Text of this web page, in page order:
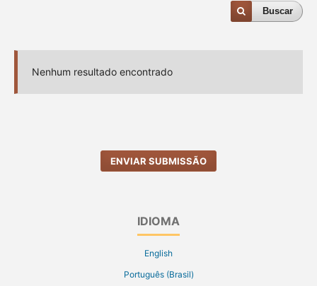
Buscar
Nenhum resultado encontrado
ENVIAR SUBMISSÃO
IDIOMA
English
Português (Brasil)